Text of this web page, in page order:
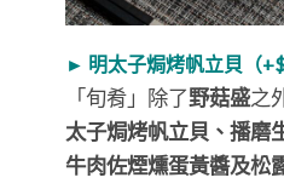
► 明太子焗烤帆立貝（
「旬肴」除了野菇盛之
太子焗烤帆立貝、播磨
牛肉佐煙燻蛋黃醬及松